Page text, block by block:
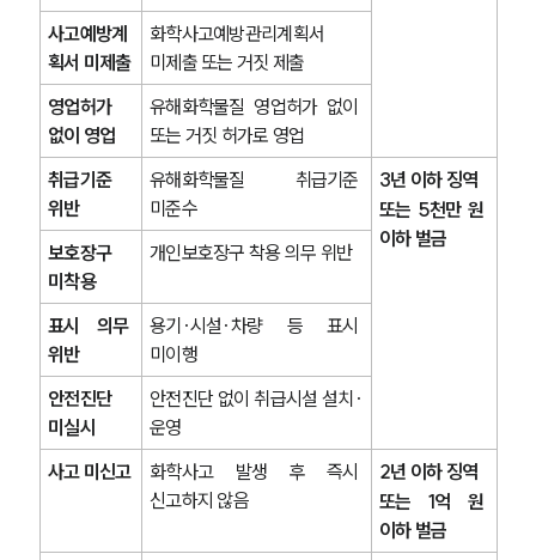
사고예방계
획서 미제출
화학사고예방관리계획서
미제출 또는 거짓 제출
영업허가
없이 영업
유해화학물질 영업허가 없이
또는 거짓 허가로 영업
취급기준
위반
유해화학물질 취급기준
미준수
3년 이하 징역
또는 5천만 원
이하 벌금
보호장구
미착용
개인보호장구 착용 의무 위반
표시 의무
위반
용기·시설·차량 등 표시
미이행
안전진단
미실시
안전진단 없이 취급시설 설치·
운영
사고 미신고
화학사고 발생 후 즉시
신고하지 않음
2년 이하 징역
또는 1억 원
이하 벌금